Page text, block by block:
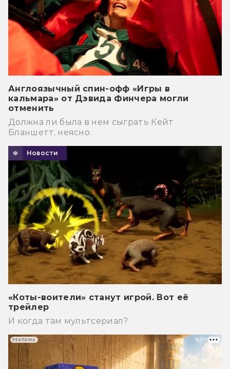
Англоязычный спин-офф «Игры в
кальмара» от Дэвида Финчера могли
отменить
Должна ли была в нем сыграть Кейт
Бланшетт, неясно.
Новости
«Коты-воители» станут игрой. Вот её
трейлер
И когда там мультсериал?
РЕКЛАМА